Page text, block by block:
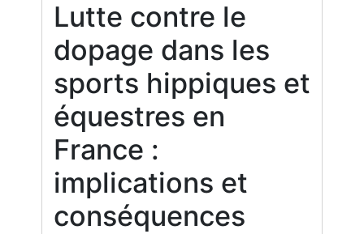
Lutte contre le
dopage dans les
sports hippiques et
équestres en
France :
implications et
conséquences